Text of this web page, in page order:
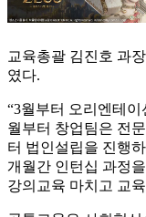
교육총괄 김진호 과
였다.
“3월부터 오리엔테
월부터 창업팀은 전
터 법인설립을 진행
개월간 인턴십 과정
강의교육 마치고 교